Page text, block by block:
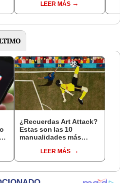
amor y se vuelve viral en
redes: "Estaba
LEER MÁS
¿Recuerdas Art Attack?
Estas son las 10
manualidades más
LEER MÁS